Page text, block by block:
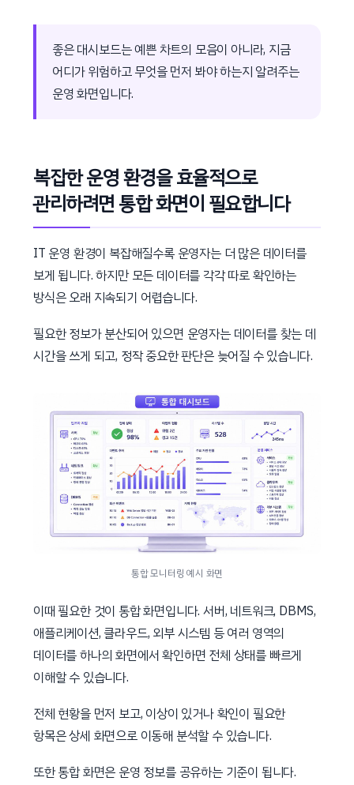
좋은 대시보드는 예쁜 차트의 모음이 아니라, 지금
어디가 위험하고 무엇을 먼저 봐야 하는지 알려주는
운영 화면입니다.
복잡한 운영 환경을 효율적으로
관리하려면 통합 화면이 필요합니다
IT 운영 환경이 복잡해질수록 운영자는 더 많은 데이터를
보게 됩니다. 하지만 모든 데이터를 각각 따로 확인하는
방식은 오래 지속되기 어렵습니다.
필요한 정보가 분산되어 있으면 운영자는 데이터를 찾는 데
시간을 쓰게 되고, 정작 중요한 판단은 늦어질 수 있습니다.
통합 모니터링 예시 화면
이때 필요한 것이 통합 화면입니다. 서버, 네트워크, DBMS,
애플리케이션, 클라우드, 외부 시스템 등 여러 영역의
데이터를 하나의 화면에서 확인하면 전체 상태를 빠르게
이해할 수 있습니다.
전체 현황을 먼저 보고, 이상이 있거나 확인이 필요한
항목은 상세 화면으로 이동해 분석할 수 있습니다.
또한 통합 화면은 운영 정보를 공유하는 기준이 됩니다.